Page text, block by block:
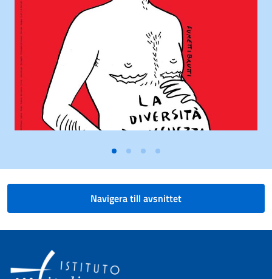
Navigera till avsnittet